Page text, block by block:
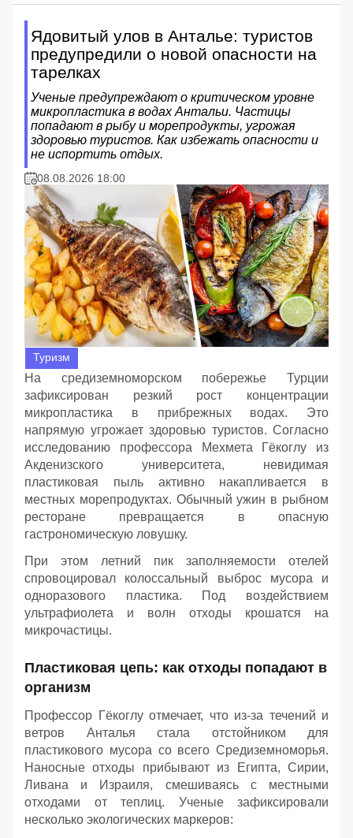
Ядовитый улов в Анталье: туристов
предупредили о новой опасности на
тарелках
Ученые предупреждают о критическом уровне
микропластика в водах Антальи. Частицы
попадают в рыбу и морепродукты, угрожая
здоровью туристов. Как избежать опасности и
не испортить отдых.
08.08.2026 18:00
Туризм
На средиземноморском побережье Турции
зафиксирован резкий рост концентрации
микропластика в прибрежных водах. Это
напрямую угрожает здоровью туристов. Согласно
исследованию профессора Мехмета Гёкоглу из
Акденизского университета, невидимая
пластиковая пыль активно накапливается в
местных морепродуктах. Обычный ужин в рыбном
ресторане превращается в опасную
гастрономическую ловушку.
При этом летний пик заполняемости отелей
спровоцировал колоссальный выброс мусора и
одноразового пластика. Под воздействием
ультрафиолета и волн отходы крошатся на
микрочастицы.
Пластиковая цепь: как отходы попадают в
организм
Профессор Гёкоглу отмечает, что из-за течений и
ветров Анталья стала отстойником для
пластикового мусора со всего Средиземноморья.
Наносные отходы прибывают из Египта, Сирии,
Ливана и Израиля, смешиваясь с местными
отходами от теплиц. Ученые зафиксировали
несколько экологических маркеров: